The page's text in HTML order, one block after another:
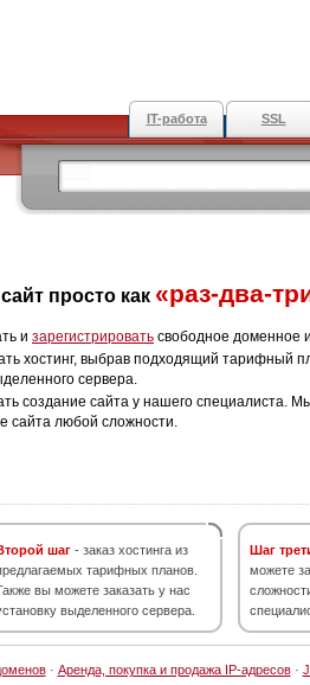
IT-работа SSL
просто как «раз-два-
и зарегистрировать свободное доменное
хостинг, выбрав подходящий тарифный
сервера.
создание сайта у нашего специалиста.
сайта любой сложности.
шаг - заказ хостинга из
тарифных планов.
вы можете заказать у нас
выделенного сервера.
Шаг
можете
· Аренда, покупка и продажа IP-адресов·